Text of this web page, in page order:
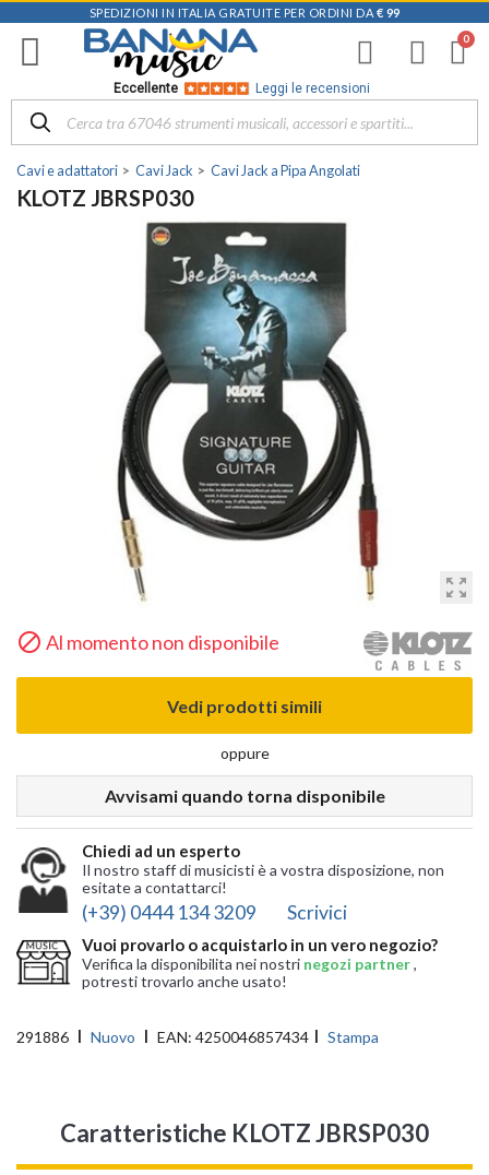
SPEDIZIONI IN ITALIA GRATUITE PER ORDINI DA € 99
Eccellente Leggi le recensioni
Cavi e adattatori Cavi Jack Cavi Jack a Pipa Angolati
KLOTZ JBRSP030
zoom_out_map
 Al momento non disponibile
Vedi prodotti simili
oppure
Avvisami quando torna disponibile
Chiedi ad un esperto
Il nostro staff di musicisti è a vostra disposizione, non
esitate a contattarci!
(+39) 0444 134 3209 Scrivici
Vuoi provarlo o acquistarlo in un vero negozio?
Verifica la disponibilita nei nostri negozi partner,
potresti trovarlo anche usato!
291886 Nuovo EAN: 4250046857434 Stampa
Caratteristiche KLOTZ JBRSP030